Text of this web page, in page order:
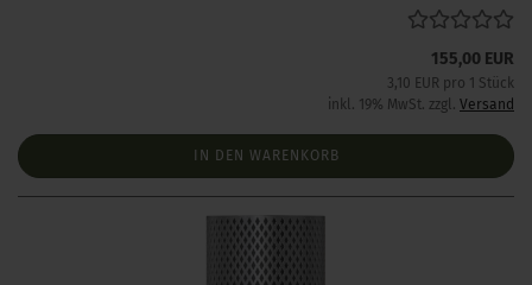
155,00 EUR
3,10 EUR pro 1 Stück
inkl. 19% MwSt. zzgl. Versand
IN DEN WARENKORB